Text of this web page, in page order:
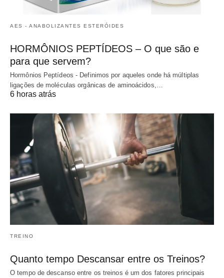
AES - ANABOLIZANTES ESTERÓIDES
HORMÔNIOS PEPTÍDEOS – O que são e
para que servem?
Hormônios Peptídeos - Definimos por aqueles onde há múltiplas
ligações de moléculas orgânicas de aminoácidos,…
6 horas atrás
TREINO
Quanto tempo Descansar entre os Treinos?
O tempo de descanso entre os treinos é um dos fatores principais